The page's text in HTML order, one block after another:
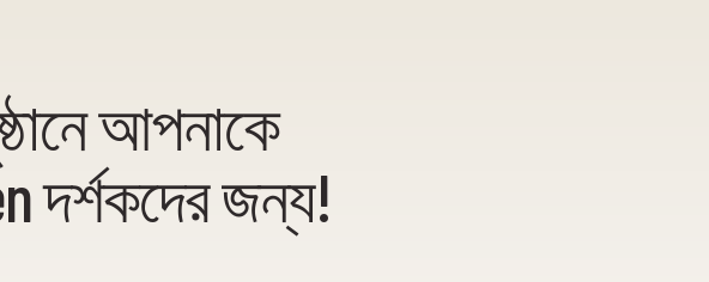
আপনাকে
দর্শকদের জন্য!